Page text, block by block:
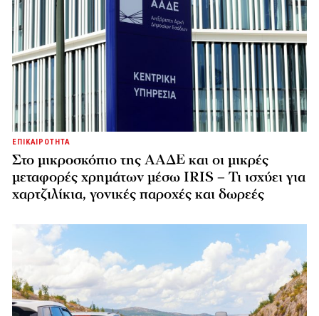
ΕΠΙΚΑΙΡΟΤΗΤΑ
Στο μικροσκόπιο της ΑΑΔΕ και οι μικρές
μεταφορές χρημάτων μέσω IRIS – Τι ισχύει για
χαρτζιλίκια, γονικές παροχές και δωρεές